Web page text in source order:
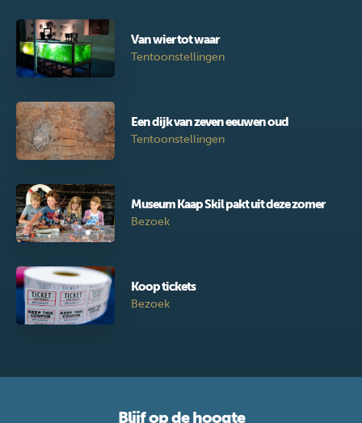
Van wier tot waar
Tentoonstellingen
Een dijk van zeven eeuwen oud
Tentoonstellingen
Museum Kaap Skil pakt uit deze zomer
Bezoek
Koop tickets
Bezoek
Blijf op de hoogte